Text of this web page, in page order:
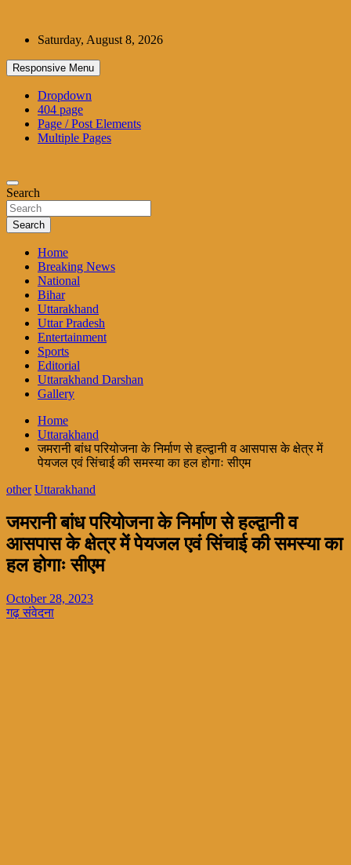
contentSaturday, August 8, 2026
Responsive Menu
Dropdown
404 page
Page / Post Elements
Multiple Pages
Search
Search
Home
Breaking News
National
Bihar
Uttarakhand
Uttar Pradesh
Entertainment
Sports
Editorial
Uttarakhand Darshan
Gallery
Home
Uttarakhand
जमरानी बांध परियोजना के निर्माण से हल्द्वानी व आसपास के क्षेत्र में
पेयजल एवं सिंचाई की समस्या का हल होगाः सीएम
other Uttarakhand
जमरानी बांध परियोजना के निर्माण से हल्द्वानी व
आसपास के क्षेत्र में पेयजल एवं सिंचाई की समस्या का
हल होगाः सीएम
October 28, 2023
गढ़ संवेदना